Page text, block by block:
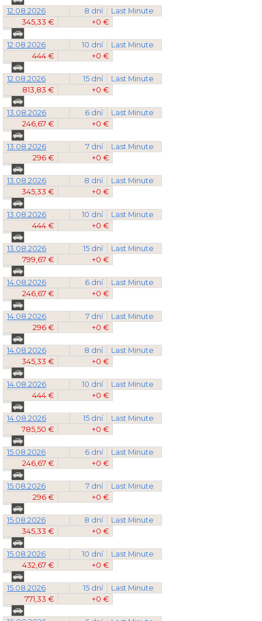
12.08.2026 8 dní
Last Minute
345,33 €
+0 €
12.08.2026 10 dní
Last Minute
444 €
+0 €
12.08.2026 15 dní
Last Minute
813,83 €
+0 €
13.08.2026 6 dní
Last Minute
246,67 €
+0 €
13.08.2026 7 dní
Last Minute
296 €
+0 €
13.08.2026 8 dní
Last Minute
345,33 €
+0 €
13.08.2026 10 dní
Last Minute
444 €
+0 €
13.08.2026 15 dní
Last Minute
799,67 €
+0 €
14.08.2026 6 dní
Last Minute
246,67 €
+0 €
14.08.2026 7 dní
Last Minute
296 €
+0 €
14.08.2026 8 dní
Last Minute
345,33 €
+0 €
14.08.2026 10 dní
Last Minute
444 €
+0 €
14.08.2026 15 dní
Last Minute
785,50 €
+0 €
15.08.2026 6 dní
Last Minute
246,67 €
+0 €
15.08.2026 7 dní
Last Minute
296 €
+0 €
15.08.2026 8 dní
Last Minute
345,33 €
+0 €
15.08.2026 10 dní
Last Minute
432,67 €
+0 €
15.08.2026 15 dní
Last Minute
771,33 €
+0 €